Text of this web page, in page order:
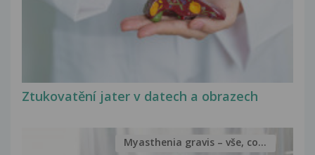
Ztukovatění jater v datech a obrazech
Myasthenia gravis – vše, co...